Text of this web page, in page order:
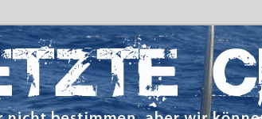
aber wir können die Segel richten.